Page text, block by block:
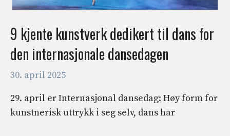
9 kjente kunstverk dedikert til dans for
den internasjonale dansedagen
30. april 2025
29. april er Internasjonal dansedag: Høy form for
kunstnerisk uttrykk i seg selv, dans har